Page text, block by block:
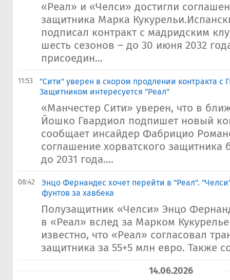
«Реал» и «Челси» достигли
защитника Марка
подписал контракт с мадридским
шесть сезонов – до 30 июня 2032
присоедин...
11:53
"Сити" уверен в скором продлении контракта с
Защитником интересуется "Реал"
«Манчестер Сити» уверен, что в
Йошко Гвардиол подпишет новый
сообщает инсайдер Фабрицио
соглашение хорватского защитника
до 2031 года....
08:42
​Энцо Фернандес хочет перейти в "Реал".
фунтов за хавбека
Полузащитник «Челси» Энцо
в «Реал» вслед за Марком
известно, что «Реал» согласовал
защитника за 55+5 млн евро. Также
14.06.2026